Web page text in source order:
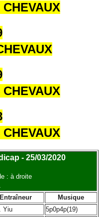
- 25/03/2020
: à droite
Entraîneur
Musique
Yiu
5p0p4p(19)